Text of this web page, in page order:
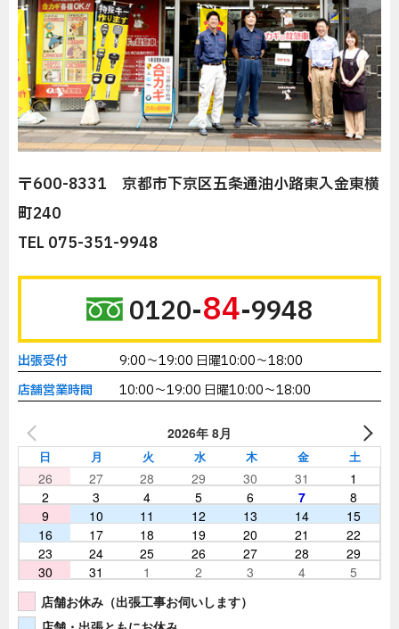
〒600-8331 京都市下京区五条通油小路東入金東横
町240
TEL 075-351-9948
0120-84-9948
出張受付
9:00～19:00 日曜10:00～18:00
店舗営業時間
10:00～19:00 日曜10:00～18:00
2026年 8月
日 月 火 水 木 金 土
26 27 28 29 30 31
1
2
3 4 5 6 7
8
9
10 11 12 13 14
15
16
17 18 19 20 21
22
23
24 25 26 27 28
29
30
31 1 2 3 4
5
店舗お休み（出張工事お伺いします）